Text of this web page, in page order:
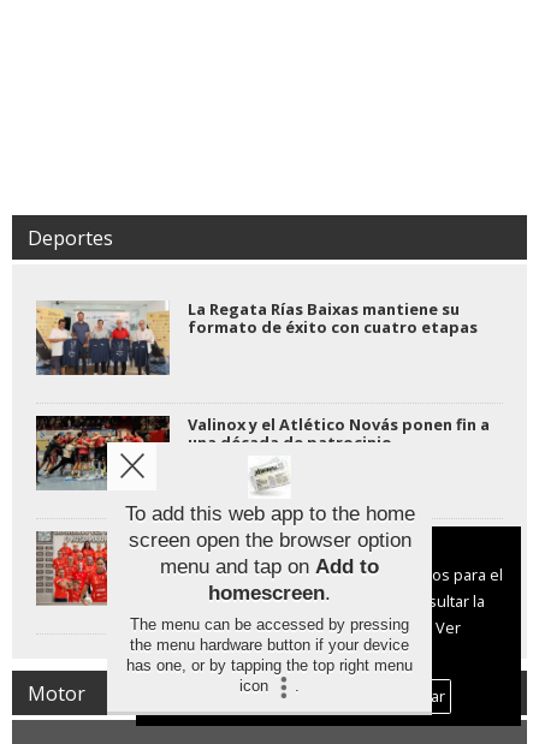
Deportes
La Regata Rías Baixas mantiene su
formato de éxito con cuatro etapas
Valinox y el Atlético Novás ponen fin a
una década de patrocinio
El Club Balonmán Porriño lanza su
campaña de abonados con "la gente"
como protagonista
Motor
Aviso sobre el Uso de cookies:
Utilizamos cookies nuestras y de terceros para el
funcionamiento del digital. Puedes consultar la
lista de cookies y como desconectarlas.
Ver
nuestra Política de Privacidad y Cookies
Aceptar Cookies
Personalizar
To add this web app to the home
screen open the browser option
menu and tap on Add to
homescreen.
The menu can be accessed by pressing
the menu hardware button if your device
has one, or by tapping the top right menu
icon
.